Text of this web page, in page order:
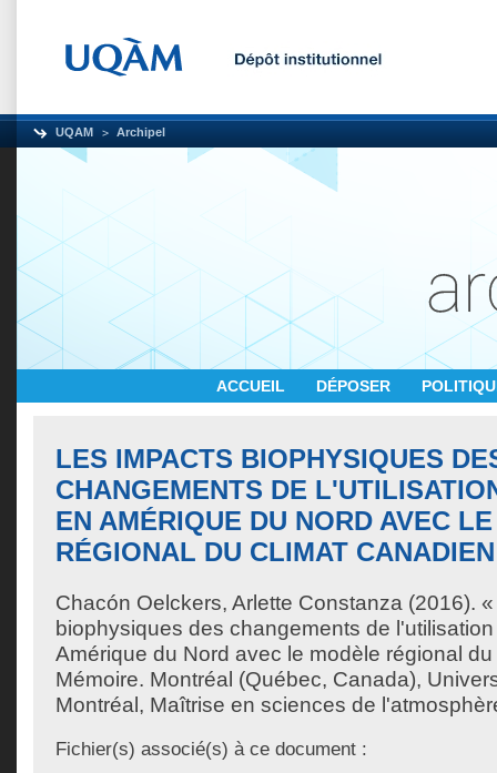
UQAM Archipel
ACCUEIL DÉPOSER
LES IMPACTS BIOPHYSIQUES
CHANGEMENTS DE
EN AMÉRIQUE DU NORD AVEC
RÉGIONAL DU CLIMAT CANADIEN
Chacón Oelckers, Arlette Constanza (2016).
biophysiques des changements de
Amérique du Nord avec le modèle régional
Mémoire. Montréal (Québec, Canada),
Montréal, Maîtrise en sciences de
Fichier(s) associé(s) à ce document :